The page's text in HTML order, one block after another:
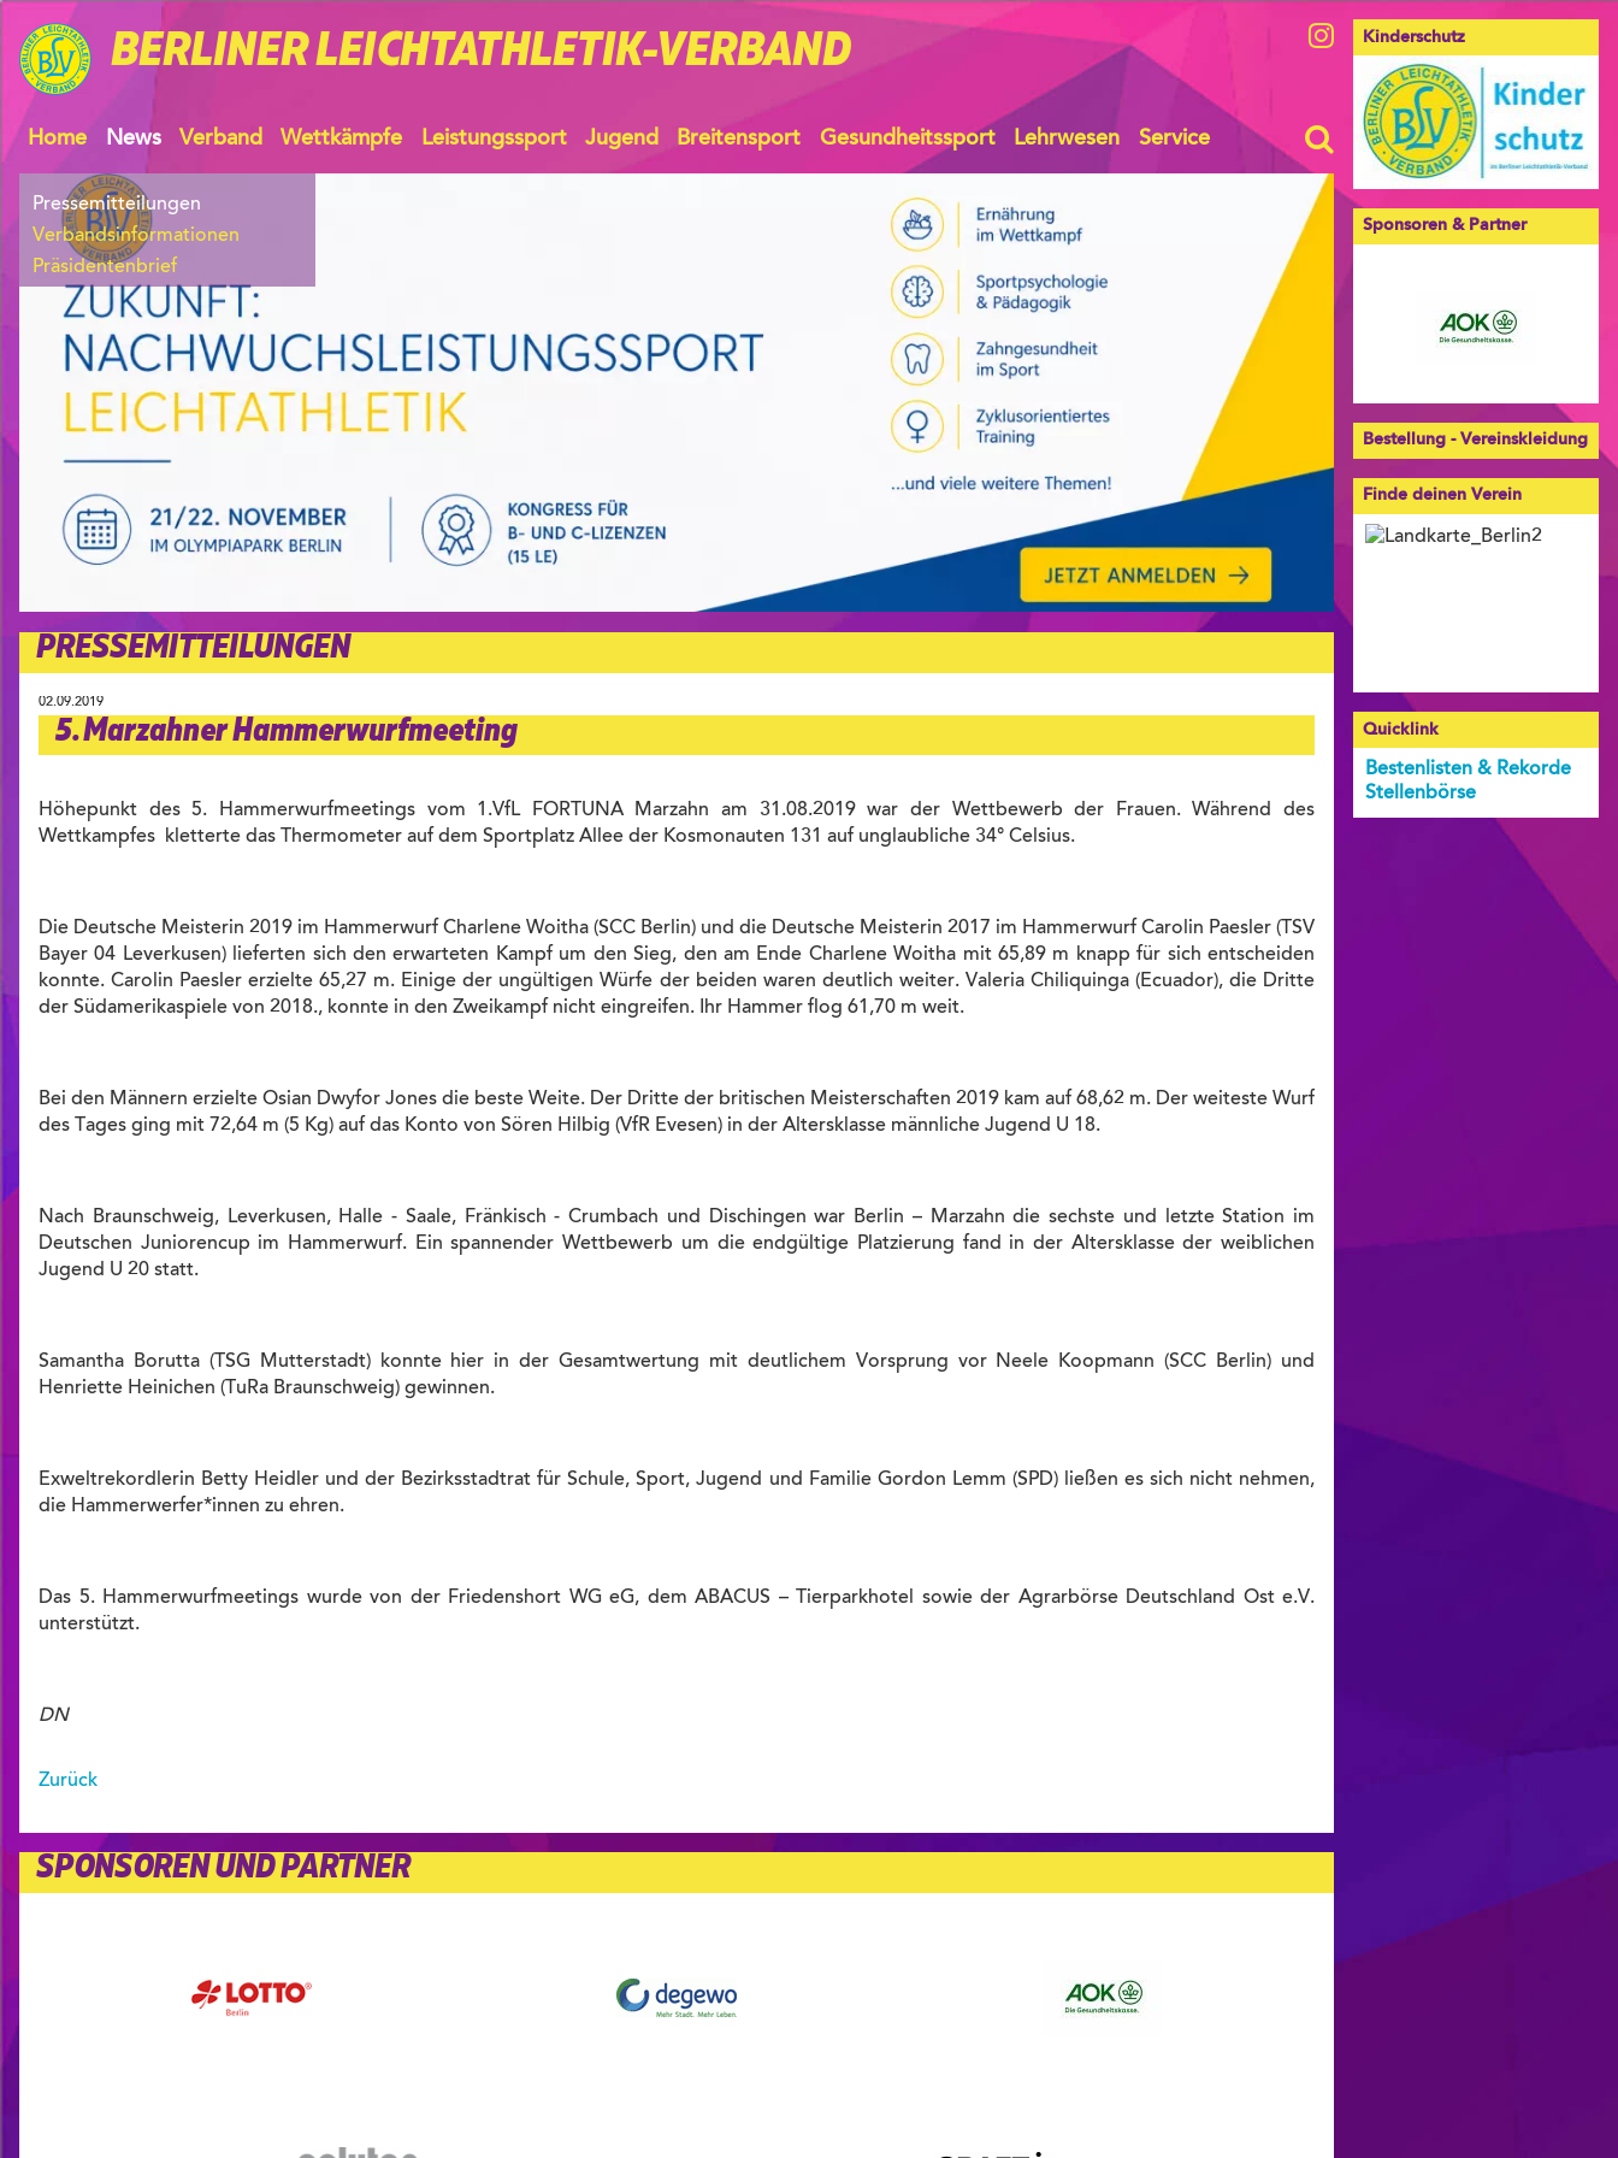
BERLINERLEICHTATHLETIK-VERBAND
Home News Verband Wettkämpfe Leistungssport Jugend Breitensport Gesundheitssport Lehrwesen Service
Pressemitteilungen
Verbandsinformationen
Präsidentenbrief
PRESSEMITTEILUNGEN
02.09.2019
5. Marzahner Hammerwurfmeeting
Höhepunkt des 5. Hammerwurfmeetings vom 1.VfL FORTUNA Marzahn am 31.08.2019 war der Wettbewerb der Frauen. Während des
Wettkampfes kletterte das Thermometer auf dem Sportplatz Allee der Kosmonauten 131 auf unglaubliche 34° Celsius.
Die Deutsche Meisterin 2019 im Hammerwurf Charlene Woitha (SCC Berlin) und die Deutsche Meisterin 2017 im Hammerwurf Carolin Paesler (TSV
Bayer 04 Leverkusen) lieferten sich den erwarteten Kampf um den Sieg, den am Ende Charlene Woitha mit 65,89 m knapp für sich entscheiden
konnte. Carolin Paesler erzielte 65,27 m. Einige der ungültigen Würfe der beiden waren deutlich weiter. Valeria Chiliquinga (Ecuador), die Dritte
der Südamerikaspiele von 2018., konnte in den Zweikampf nicht eingreifen. Ihr Hammer flog 61,70 m weit.
Bei den Männern erzielte Osian Dwyfor Jones die beste Weite. Der Dritte der britischen Meisterschaften 2019 kam auf 68,62 m. Der weiteste Wurf
des Tages ging mit 72,64 m (5 Kg) auf das Konto von Sören Hilbig (VfR Evesen) in der Altersklasse männliche Jugend U 18.
Nach Braunschweig, Leverkusen, Halle - Saale, Fränkisch - Crumbach und Dischingen war Berlin – Marzahn die sechste und letzte Station im
Deutschen Juniorencup im Hammerwurf. Ein spannender Wettbewerb um die endgültige Platzierung fand in der Altersklasse der weiblichen
Jugend U 20 statt.
Samantha Borutta (TSG Mutterstadt) konnte hier in der Gesamtwertung mit deutlichem Vorsprung vor Neele Koopmann (SCC Berlin) und
Henriette Heinichen (TuRa Braunschweig) gewinnen.
Exweltrekordlerin Betty Heidler und der Bezirksstadtrat für Schule, Sport, Jugend und Familie Gordon Lemm (SPD) ließen es sich nicht nehmen,
die Hammerwerfer*innen zu ehren.
Das 5. Hammerwurfmeetings wurde von der Friedenshort WG eG, dem ABACUS – Tierparkhotel sowie der Agrarbörse Deutschland Ost e.V.
unterstützt.
DN
Zurück
SPONSOREN UND PARTNER
Kinderschutz
Sponsoren & Partner
Bestellung - Vereinskleidung
Finde deinen Verein
Quicklink
Bestenlisten & Rekorde
Stellenbörse